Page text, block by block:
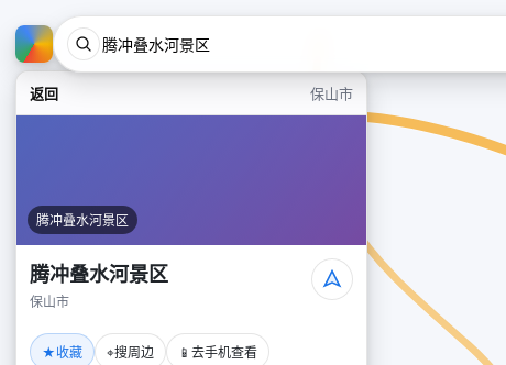
返回 保山市
腾冲叠水河景区
腾冲叠水河景区
保山市
★收藏 ⌖搜周边 📱 去手机查看